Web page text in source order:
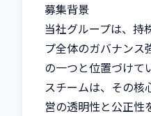
募集背景
当社グループは、持
プ全体のガバナンス
の一つと位置づけて
スチームは、その核
営の透明性と公正性